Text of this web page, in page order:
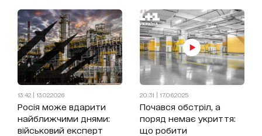
13:42 | 13.02.2026
Росія може вдарити
найближчими днями:
військовий експерт
20:31 | 17.06.2025
Почався обстріл, а
поряд немає укриття:
що робити